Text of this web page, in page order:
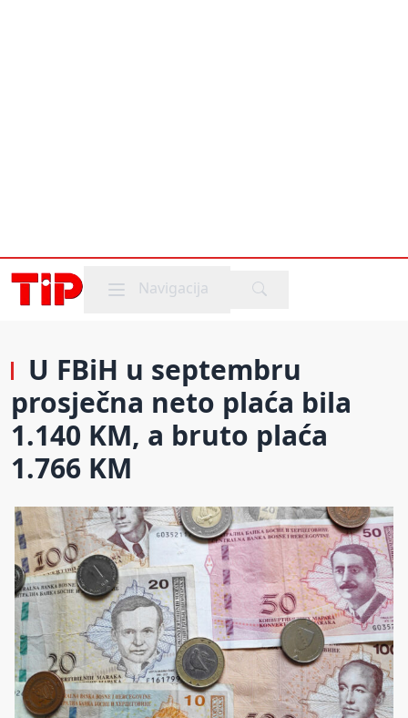
Mobile menu
Navigacija
U FBiH u septembru
prosječna neto plaća bila
1.140 KM, a bruto plaća
1.766 KM